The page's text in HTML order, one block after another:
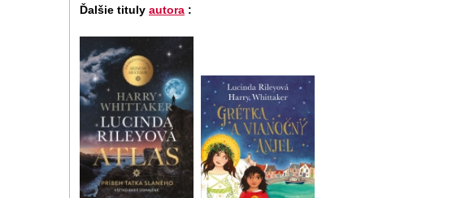
Ďalšie tituly autora :